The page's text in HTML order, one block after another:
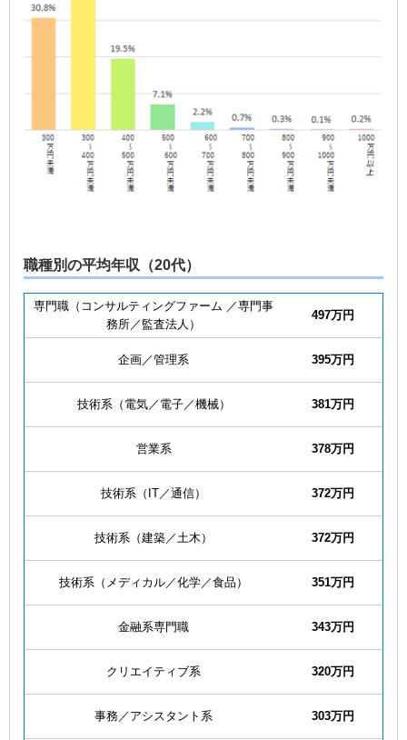
職種別の平均年収（20代）
専門職（コンサルティングファーム ／専門事
務所／監査法人）
497万円
企画／管理系 395万円
技術系（電気／電子／機械） 381万円
営業系 378万円
技術系（IT／通信） 372万円
技術系（建築／土木） 372万円
技術系（メディカル／化学／食品） 351万円
金融系専門職 343万円
クリエイティブ系 320万円
事務／アシスタント系 303万円